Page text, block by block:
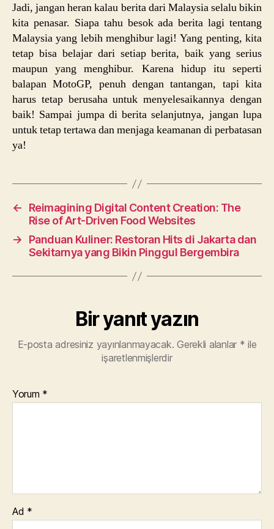
Jadi, jangan heran kalau berita dari Malaysia selalu bikin
kita penasar. Siapa tahu besok ada berita lagi tentang
Malaysia yang lebih menghibur lagi! Yang penting, kita
tetap bisa belajar dari setiap berita, baik yang serius
maupun yang menghibur. Karena hidup itu seperti
balapan MotoGP, penuh dengan tantangan, tapi kita
harus tetap berusaha untuk menyelesaikannya dengan
baik! Sampai jumpa di berita selanjutnya, jangan lupa
untuk tetap tertawa dan menjaga keamanan di perbatasan
ya!
←
Reimagining Digital Content Creation: The
Rise of Art-Driven Food Websites
→
Panduan Kuliner: Restoran Hits di Jakarta dan
Sekitarnya yang Bikin Pinggul Bergembira
Bir yanıt yazın
E-posta adresiniz yayınlanmayacak. Gerekli alanlar * ile
işaretlenmişlerdir
Yorum *
Ad *